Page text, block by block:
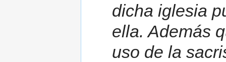
dicha iglesia
ella. Además
uso de la